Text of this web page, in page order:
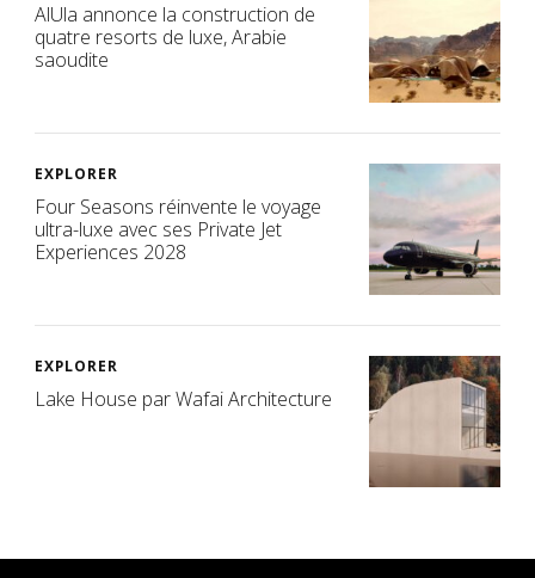
AlUla annonce la construction de
quatre resorts de luxe, Arabie
saoudite
EXPLORER
Four Seasons réinvente le voyage
ultra-luxe avec ses Private Jet
Experiences 2028
EXPLORER
Lake House par Wafai Architecture